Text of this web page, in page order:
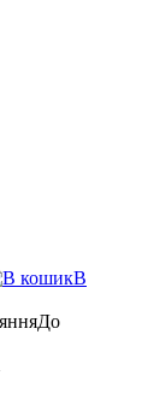
В
До